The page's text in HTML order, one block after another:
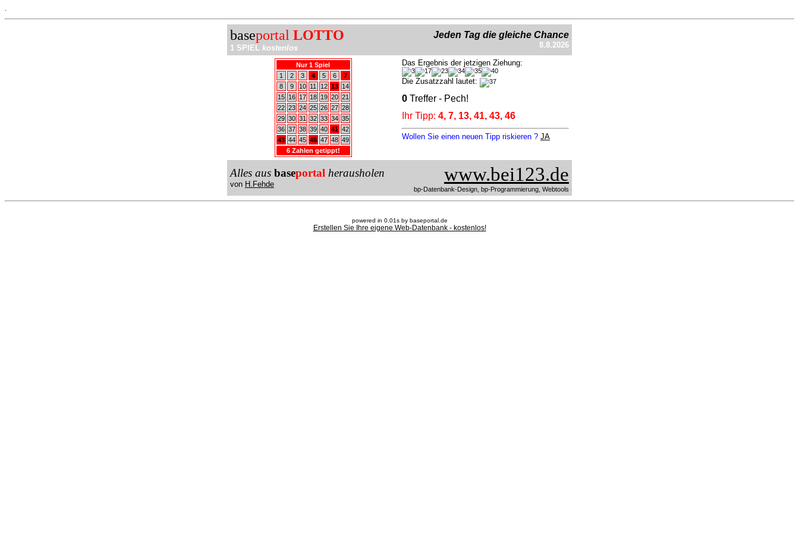
baseportal LOTTO
1 SPIEL kostenlos
Jeden Tag die gleiche Chance
8.8.2026
Nur 1 Spiel
1
2 3 4 5 6
7
8
9 10 11 12 13
14
15
16 17 18 19 20 21
22 23 24 25 26 27 28
29 30 31 32 33 34 35
36 37 38 39 40 41 42
43 44 45 46 47 48 49
6 Zahlen getippt!
Das Ergebnis der jetzigen Ziehung:
Die Zusatzzahl lautet:
0 Treffer - Pech!
Ihr Tipp: 4, 7, 13, 41, 43, 46
Wollen Sie einen neuen Tipp riskieren ? JA
Alles aus baseportal herausholen
von H.Fehde www.bei123.de
bp-Datenbank-Design, bp-Programmierung, Webtools
powered in 0.01s by baseportal.de
Erstellen Sie Ihre eigene Web-Datenbank - kostenlos!